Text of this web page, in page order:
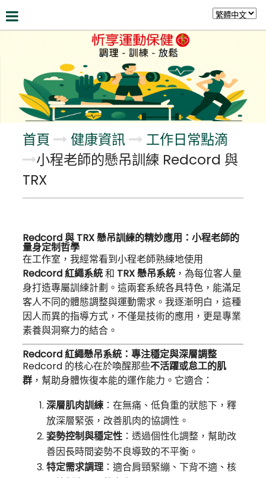
最新資訊 服務項目
首頁 健康資訊
工作日常點滴
小程老師的懸吊訓練 Redcord 與
TRX
Redcord 與 TRX 懸吊訓練的精妙應用：小程老師的
量身定制哲學
在工作室，我經常看到小程老師熟練地使用
Redcord 紅繩系統和 TRX 懸吊系統 ，為每位客人量
身打造專屬訓練計劃。這兩套系統各具特色，能滿足
客人不同的體態調整與運動需求。我逐漸明白，這種
因人而異的指導方式，不僅是技術的應用，更是專業
素養與洞察力的結合。
Redcord 紅繩懸吊系統：專注穩定與深層調整
Redcord 的核心在於喚醒那些不活躍或怠工的肌
群 ，幫助身體恢復本能的運作能力。它適合：
深層肌肉訓練 ：在無痛、低負重的狀態下，釋
放深層緊張，改善肌肉的協調性。
姿勢控制與穩定性 ：透過個性化調整，幫助改
善因長時間姿勢不良導致的不平衡。
特定需求調理：適合肩頸緊繃、下背不適、核